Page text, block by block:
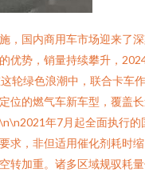
，国内商用车市场迎来了
优势，销量持续攀升，
轮绿色浪潮中，联合卡车
位的燃气车新车型，覆盖
年7月起全面执行的
求，非但适用催化剂耗时缩
转加重。诸多区域规驭耗